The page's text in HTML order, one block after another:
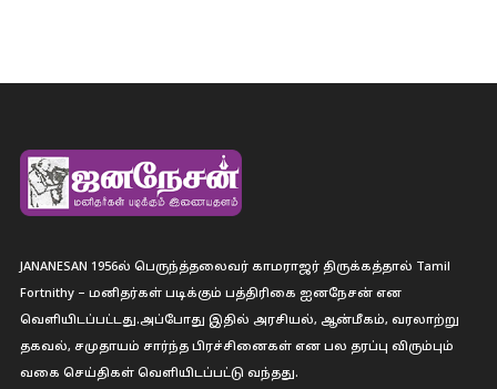
JANANESAN 1956ல் பெருந்த்தலைவர் காமராஜர் திருக்கத்தால் Tamil
Fortnithy – மனிதர்கள் படிக்கும் பத்திரிகை ஐனநேசன் என
வெளியிடப்பட்டது.அப்போது இதில் அரசியல், ஆன்மீகம், வரலாற்று
தகவல், சமுதாயம் சார்ந்த பிரச்சினைகள் என பல தரப்பு விரும்பும்
வகை செய்திகள் வெளியிடப்பட்டு வந்தது.